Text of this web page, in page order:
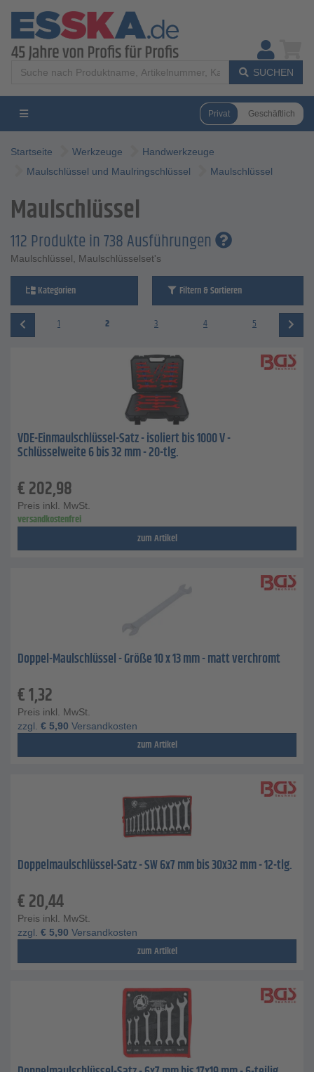
SUCHEN
Privat Geschäftlich
Startseite Werkzeuge
Handwerkzeuge
Maulschlüssel und Maulringschlüssel
Maulschlüssel
Maulschlüssel
112 Produkte in 738 Ausführungen
Maulschlüssel, Maulschlüsselset's
Kategorien Filtern & Sortieren
1 2 3 4 5
VDE-Einmaulschlüssel-Satz - isoliert bis 1000 V -
Schlüsselweite 6 bis 32 mm - 20-tlg.
€202,98
Preis inkl. MwSt.
versandkostenfrei
zum Artikel
Doppel-Maulschlüssel - Größe 10 x 13 mm - matt verchromt
€1,32
Preis inkl. MwSt.
zzgl. € 5,90 Versandkosten
zum Artikel
Doppelmaulschlüssel-Satz - SW 6x7 mm bis 30x32 mm - 12-tlg.
€20,44
Preis inkl. MwSt.
zzgl. € 5,90 Versandkosten
zum Artikel